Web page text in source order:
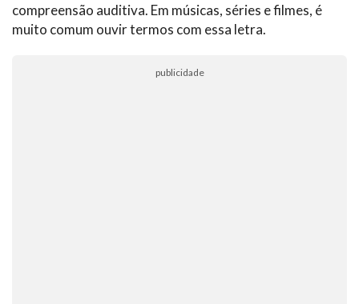
compreensão auditiva. Em músicas, séries e filmes, é
muito comum ouvir termos com essa letra.
publicidade